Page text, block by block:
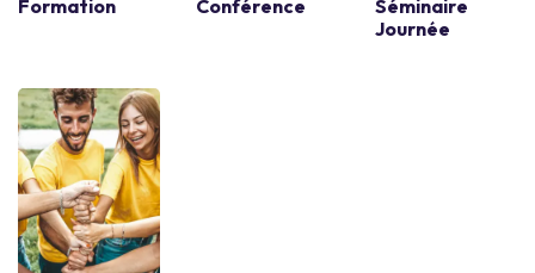
Formation Conférence
Séminaire
Journée